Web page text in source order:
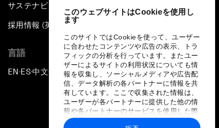
このウェブサイトはCookieを使用し
ます
このサイトではCookieを使って、ユーザー
に合わせたコンテンツや広告の表示、トラ
フィックの分析を行っています。またユー
ザーによるサイトの利用状況についても情
報を収集し、ソーシャルメディアや広告配
信、データ解析の各パートナーに情報を共
有しています。ここで収集された情報は、
ユーザーが各パートナーに提供した他の情
報や各パートナーのサービスを使用した際
に収集された情報と組み合わされ、各パー
サステナビリティへの取り組み
採用情報 (英語のみ)
言語
EN ▪ES▪中文▪ 日本語